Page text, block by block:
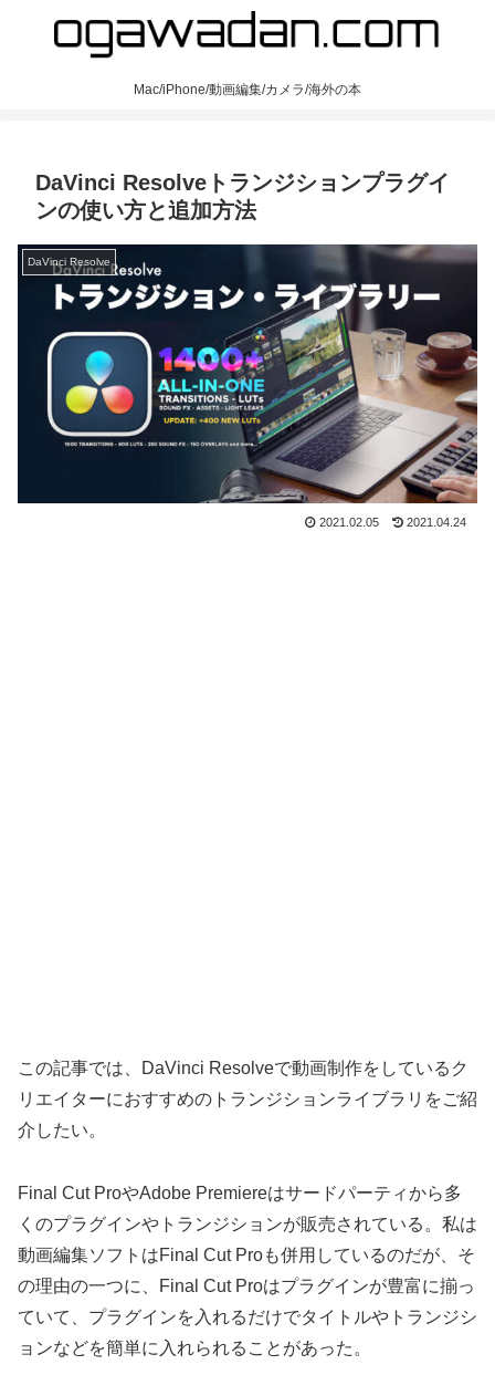
Mac/iPhone/動画編集/カメラ/海外の本
DaVinci Resolveトランジションプラグイ
ンの使い方と追加方法
DaVinci Resolve
2021.02.05 2021.04.24
この記事では、DaVinci Resolveで動画制作をしているク
リエイターにおすすめのトランジションライブラリをご紹
介したい。
Final Cut ProやAdobe Premiereはサードパーティから多
くのプラグインやトランジションが販売されている。私は
動画編集ソフトはFinal Cut Proも併用しているのだが、そ
の理由の一つに、Final Cut Proはプラグインが豊富に揃っ
ていて、プラグインを入れるだけでタイトルやトランジシ
ョンなどを簡単に入れられることがあった。